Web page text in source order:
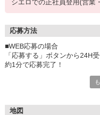
シエロでの正社員登用(営業
応募方法
■WEB応募の場合
「応募する」ボタンから24H
約1分で応募完了！
地図